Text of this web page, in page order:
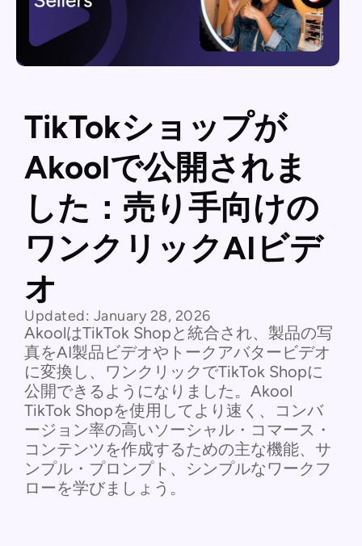
TikTokショップが
Akoolで公開されま
した：売り手向けの
ワンクリックAIビデ
オ
Updated: January 28, 2026
AkoolはTikTok Shopと統合され、製品の写
真をAI製品ビデオやトークアバタービデオ
に変換し、ワンクリックでTikTok Shopに
公開できるようになりました。Akool
TikTok Shopを使用してより速く、コンバ
ージョン率の高いソーシャル・コマース・
コンテンツを作成するための主な機能、サ
ンプル・プロンプト、シンプルなワークフ
ローを学びましょう。